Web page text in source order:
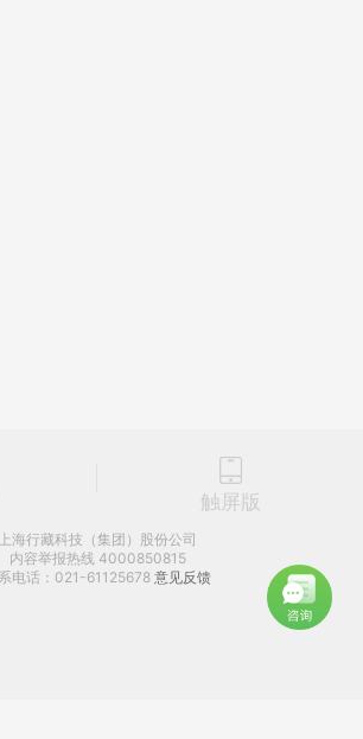
触屏版
上海行藏科技（集团）股份公司
内容举报热线 4000850815
电话：021-61125678意见反馈